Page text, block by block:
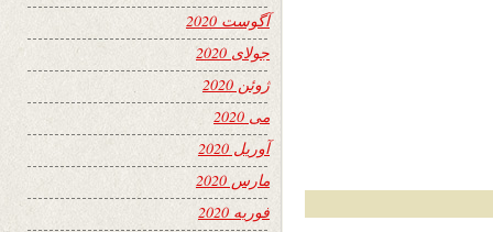
آگوست 2020
جولای 2020
ژوئن 2020
می 2020
آوریل 2020
مارس 2020
فوریه 2020